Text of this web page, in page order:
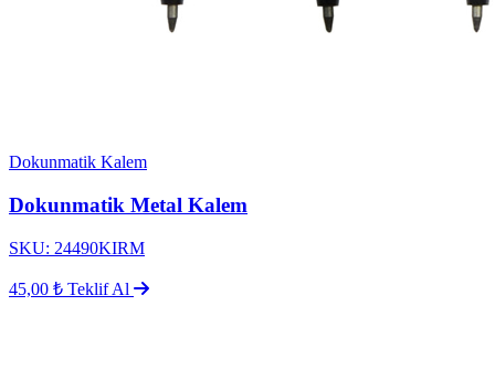
Dokunmatik Kalem
Dokunmatik Metal Kalem
SKU: 24490KIRM
45,00 ₺ Teklif Al